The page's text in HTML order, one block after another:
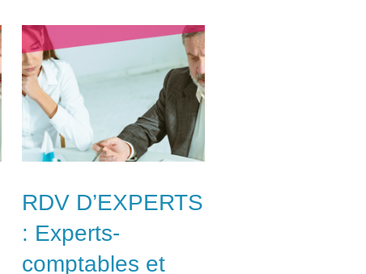
RDV D’EXPERTS
: Experts-
comptables et